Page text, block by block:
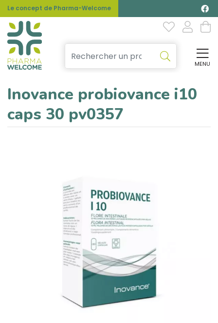
Le concept de Pharma-Welcome
MENU
Inovance probiovance i10
caps 30 pv0357